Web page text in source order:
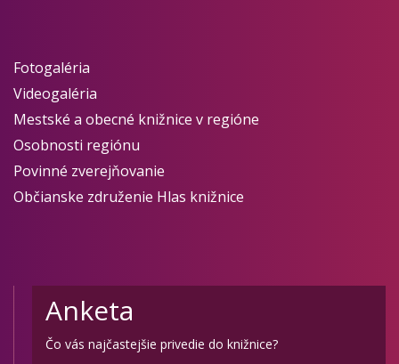
Fotogaléria
Videogaléria
Mestské a obecné knižnice v regióne
Osobnosti regiónu
Povinné zverejňovanie
Občianske združenie Hlas knižnice
Anketa
Čo vás najčastejšie privedie do knižnice?